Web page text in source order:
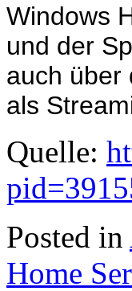
Windows
und der
auch über
als
Quelle:
Posted in
Home